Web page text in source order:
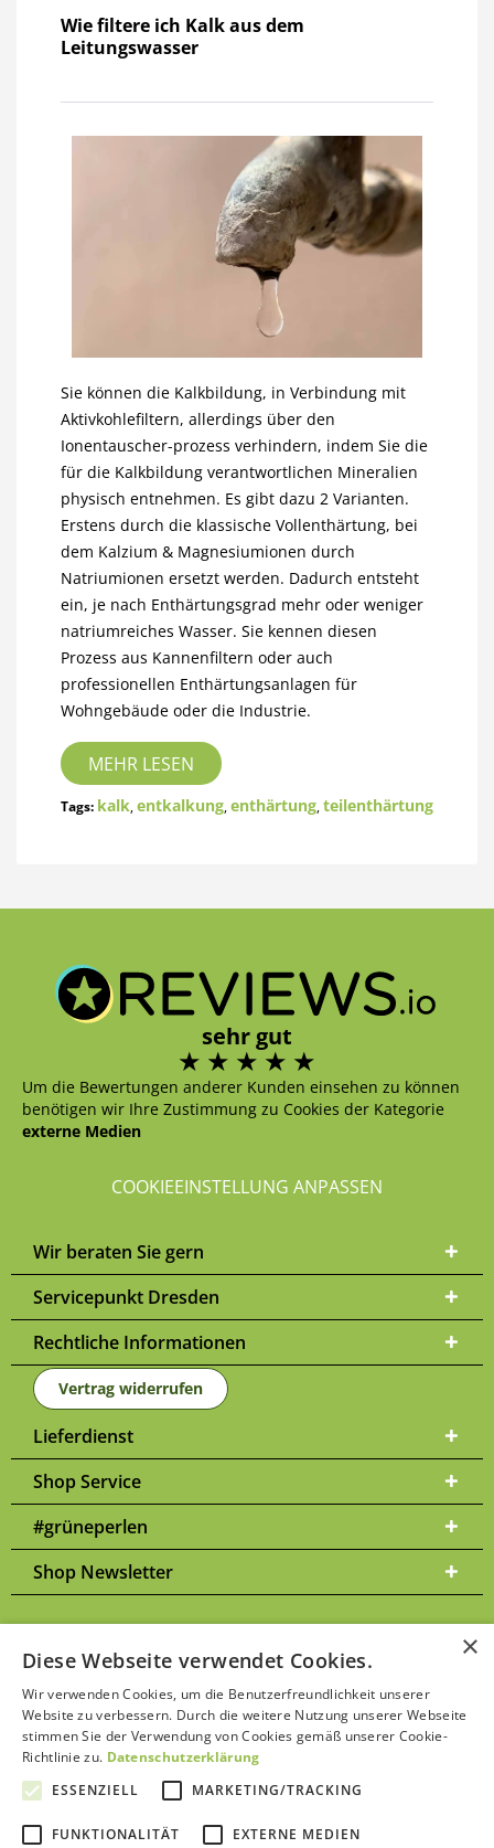
Wie filtere ich Kalk aus dem
Leitungswasser
Sie können die Kalkbildung, in Verbindung mit
Aktivkohlefiltern, allerdings über den
Ionentauscher-prozess verhindern, indem Sie die
für die Kalkbildung verantwortlichen Mineralien
physisch entnehmen. Es gibt dazu 2 Varianten.
Erstens durch die klassische Vollenthärtung, bei
dem Kalzium & Magnesiumionen durch
Natriumionen ersetzt werden. Dadurch entsteht
ein, je nach Enthärtungsgrad mehr oder weniger
natriumreiches Wasser. Sie kennen diesen
Prozess aus Kannenfiltern oder auch
professionellen Enthärtungsanlagen für
Wohngebäude oder die Industrie.
MEHR LESEN
Tags: kalk,entkalkung,enthärtung,teilenthärtung
sehr gut
Um die Bewertungen anderer Kunden einsehen zu können
benötigen wir Ihre Zustimmung zu Cookies der Kategorie
externe Medien
COOKIEEINSTELLUNG ANPASSEN
Wir beraten Sie gern
Servicepunkt Dresden
Rechtliche Informationen
Vertrag widerrufen
Lieferdienst
Shop Service
#grüneperlen
Shop Newsletter
* Alle Preise inkl. gesetzl. Mehrwertsteuer zzgl. Versandkosten
ggf. Nachnahmegebühren, wenn nicht anders beschrieben | Bitte
beachten Sie unsereDatenschutzerklärung
×
Diese Webseite verwendet Cookies.
Wir verwenden Cookies, um die Benutzerfreundlichkeit unserer
Website zu verbessern. Durch die weitere Nutzung unserer Webseite
stimmen Sie der Verwendung von Cookies gemäß unserer Cookie-
Richtlinie zu. Datenschutzerklärung
ESSENZIELL
MARKETING/TRACKING
FUNKTIONALITÄT EXTERNE MEDIEN